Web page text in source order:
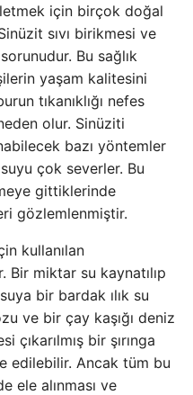
için birçok doğal
sıvı birikmesi ve
Bu sağlık
yaşam kalitesini
tıkanıklığı nefes
olur. Sinüziti
bazı yöntemler
çok severler. Bu
gittiklerinde
gözlemlenmiştir.
kullanılan
miktar su kaynatılıp
bir bardak ılık su
ve bir çay kaşığı deniz
bir şırınga
edilebilir. Ancak tüm bu
ele alınması ve